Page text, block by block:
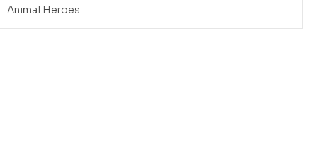
Animal Heroes